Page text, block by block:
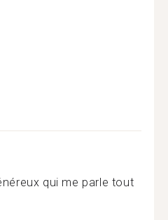
qui me parle tout